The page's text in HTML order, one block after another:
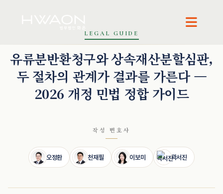
오정환 · 대표변호사천재필 · 대표변호사 이보미 · 파트너변호사 곽서진 · 변호사
LEGAL GUIDE
유류분반환청구와 상속재산분할심판,
두 절차의 관계가 결과를 가른다 —
2026 개정 민법 정합 가이드
작성 변호사
오정환 천재필 이보미 곽서진